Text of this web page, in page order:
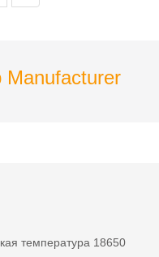
Manufacturer
температура 18650